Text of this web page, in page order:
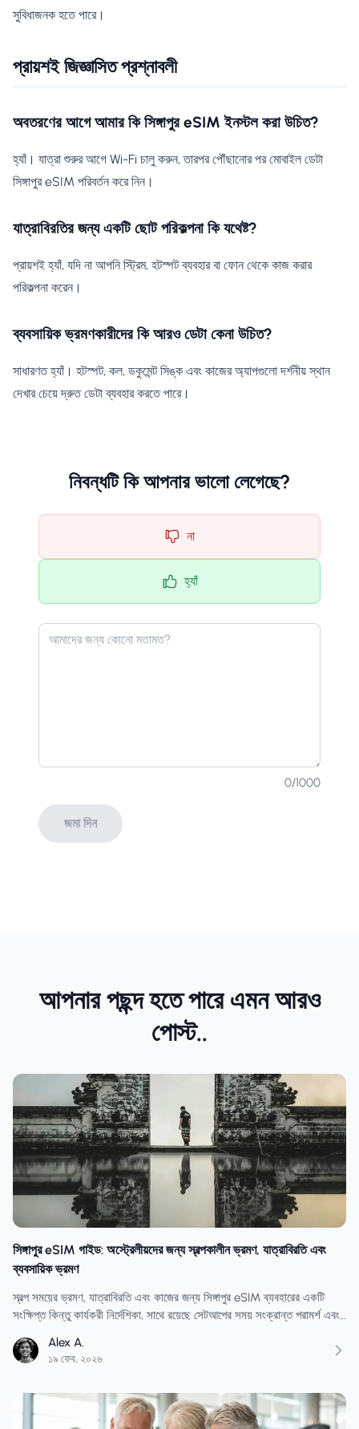
সুবিধাজনক হতে পারে।
প্রায়শই জিজ্ঞাসিত প্রশ্নাবলী
অবতরণের আগে আমার কি সিঙ্গাপুর eSIM ইনস্টল করা উচিত?
হ্যাঁ। যাত্রা শুরুর আগে Wi-Fi চালু করুন, তারপর পৌঁছানোর পর মোবাইল ডেটা
সিঙ্গাপুর eSIM পরিবর্তন করে নিন।
যাত্রাবিরতির জন্য একটি ছোট পরিকল্পনা কি যথেষ্ট?
প্রায়শই হ্যাঁ, যদি না আপনি স্ট্রিম, হটস্পট ব্যবহার বা ফোন থেকে কাজ করার
পরিকল্পনা করেন।
ব্যবসায়িক ভ্রমণকারীদের কি আরও ডেটা কেনা উচিত?
সাধারণত হ্যাঁ। হটস্পট, কল, ডকুমেন্ট সিঙ্ক এবং কাজের অ্যাপগুলো দর্শনীয় স্থান
দেখার চেয়ে দ্রুত ডেটা ব্যবহার করতে পারে।
নিবন্ধটি কি আপনার ভালো লেগেছে?
না
হ্যাঁ
0/1000
জমা দিন
আপনার পছন্দ হতে পারে এমন আরও
পোস্ট..
সিঙ্গাপুর eSIM গাইড: অস্ট্রেলীয়দের জন্য স্বল্পকালীন ভ্রমণ, যাত্রাবিরতি এবং
ব্যবসায়িক ভ্রমণ
স্বল্প সময়ের ভ্রমণ, যাত্রাবিরতি এবং কাজের জন্য সিঙ্গাপুর eSIM ব্যবহারের একটি
সংক্ষিপ্ত কিন্তু কার্যকরী নির্দেশিকা, সাথে রয়েছে সেটআপের সময় সংক্রান্ত পরামর্শ এবং
Alex A.
১৯ ফেব, ২০২৬